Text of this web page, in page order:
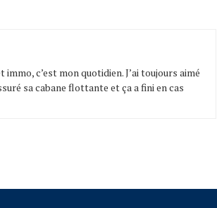
c’est mon quotidien. J’ai toujours aimé
sa cabane flottante et ça a fini en cas